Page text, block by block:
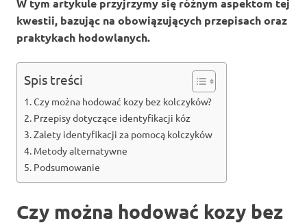
W tym artykule przyjrzymy się różnym aspektom tej
kwestii, bazując na obowiązujących przepisach oraz
praktykach hodowlanych.
Spis treści
Czy można hodować kozy bez kolczyków?
Przepisy dotyczące identyfikacji kóz
Zalety identyfikacji za pomocą kolczyków
Metody alternatywne
Podsumowanie
Czy można hodować kozy bez